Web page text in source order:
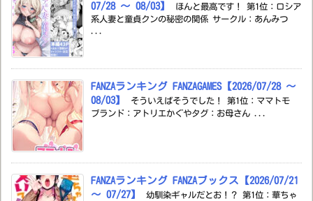
07/28 ～ 08/03】
ほんと最高です！ 第1位：ロシア
系人妻と童貞クンの秘密の関係 サークル：あんみつ
...
FANZAランキング FANZAGAMES【2026/07/28 ～
08/03】
そういえばそうでした！ 第1位：ママトモ
ブランド：アトリエかぐやタグ：お母さん ...
FANZAランキング FANZAブックス【2026/07/21
～ 07/27】
幼馴染ギャルだとお！？ 第1位：華ちゃ